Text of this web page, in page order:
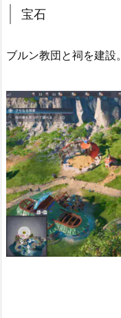
宝石
ブルン教団と祠を建設。